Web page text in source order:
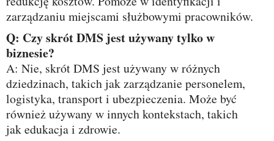
zarządzaniu miejscami służbowymi pracowników.
Q: Czy skrót DMS jest używany tylko w
biznesie?
A: Nie, skrót DMS jest używany w różnych
dziedzinach, takich jak zarządzanie personelem,
logistyka, transport i ubezpieczenia. Może być
również używany w innych kontekstach, takich
jak edukacja i zdrowie.